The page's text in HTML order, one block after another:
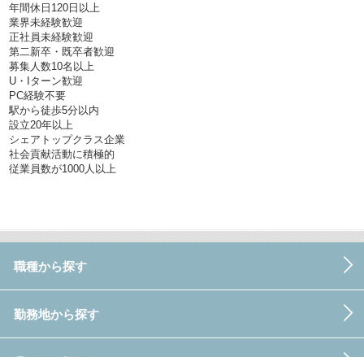
年間休日120日以上
業界未経験歓迎
正社員未経験歓迎
第二新卒・既卒者歓迎
募集人数10名以上
U・Iターン歓迎
PC経験不要
駅から徒歩5分以内
設立20年以上
シェアトップクラス企業
社会貢献活動に積極的
従業員数が1000人以上
職種から探す
勤務地から探す